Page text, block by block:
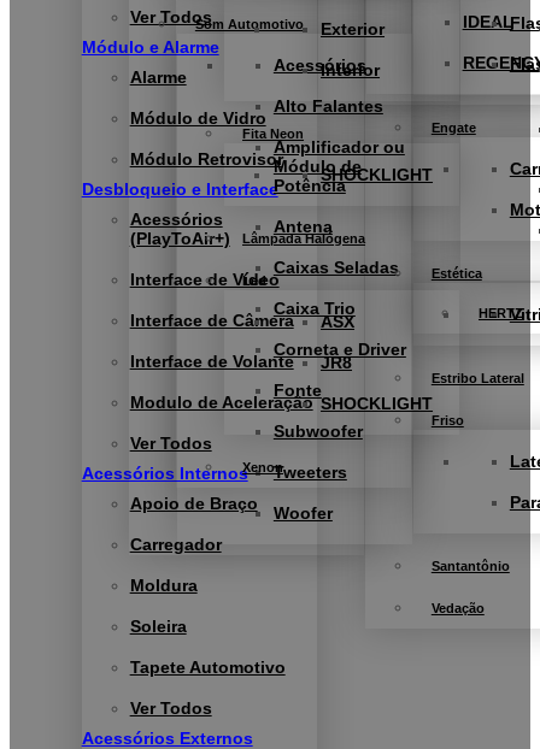
Ver Todos
Módulo e Alarme
Alarme
Módulo de Vidro
Módulo Retrovisor
Desbloqueio e Interface
Acessórios
(PlayToAir+)
Interface de Vídeo
Interface de Câmera
Interface de Volante
Modulo de Aceleração
Ver Todos
Acessórios Internos
Apoio de Braço
Carregador
Moldura
Soleira
Tapete Automotivo
Ver Todos
Acessórios Externos
Som Automotivo
Acessórios
Alto Falantes
Amplificador ou
Módulo de
Potência
Antena
Caixas Seladas
Caixa Trio
Corneta e Driver
Fonte
Subwoofer
Tweeters
Woofer
Exterior
Interior
Fita Neon
SHOCKLIGHT
Lâmpada Halógena
Led
ASX
JR8
SHOCKLIGHT
Xenon
IDEAL
Engate
Estética
Estribo Lateral
Friso
Santantônio
Vedação
HERTZ